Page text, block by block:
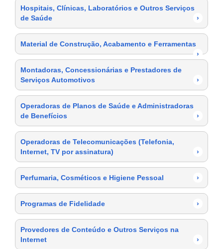
Hospitais, Clínicas, Laboratórios e Outros Serviços
de Saúde
›
Material de Construção, Acabamento e Ferramentas
›
Montadoras, Concessionárias e Prestadores de
Serviços Automotivos
›
Operadoras de Planos de Saúde e Administradoras
de Benefícios
›
Operadoras de Telecomunicações (Telefonia,
Internet, TV por assinatura)
›
Perfumaria, Cosméticos e Higiene Pessoal ›
Programas de Fidelidade ›
Provedores de Conteúdo e Outros Serviços na
Internet
›